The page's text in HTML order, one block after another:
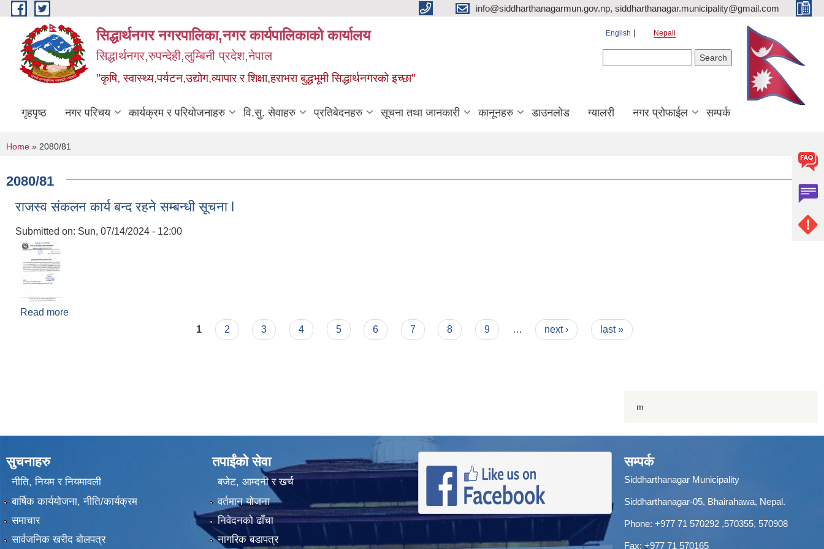
Skip to main content info@siddharthanagarmun.gov.np, siddharthanagar.municipality@gmail.com
सिद्धार्थनगर नगरपालिका,नगर कार्यपालिकाको कार्यालय
सिद्धार्थनगर,रुपन्देही,लुम्बिनी प्रदेश,नेपाल
"कृषि, स्वास्थ्य,पर्यटन,उद्योग,व्यापार र शिक्षा,हराभरा बुद्धभूमी सिद्धार्थनगरको इच्छा"
English Nepali
गृहपृष्ठ नगर परिचय कार्यक्रम र परियोजनाहरु वि.सु. सेवाहरु प्रतिबेदनहरु सूचना तथा जानकारी कानूनहरु डाउनलोड ग्यालरी नगर प्रोफाईल सम्पर्क
You are here
Home » 2080/81
2080/81
राजस्व संकलन कार्य बन्द रहने सम्बन्धी सूचना l
Submitted on: Sun, 07/14/2024 - 12:00
Read more
1 2 3 4 5 6 7 8 9 … next › last »
m
सुचनाहरु
नीति, नियम र नियमावली
बार्षिक कार्ययोजना, नीति/कार्यक्रम
समाचार
सार्वजनिक खरीद बोलपत्र
तपाईंको सेवा
बजेट, आम्दनी र खर्च
वर्तमान योजना
निवेदनको ढाँचा
नागरिक बडापत्र
सम्पर्क
Siddharthanagar Municipality
Siddharthanagar-05, Bhairahawa, Nepal.
Phone: +977 71 570292 ,570355, 570908
Fax: +977 71 570165